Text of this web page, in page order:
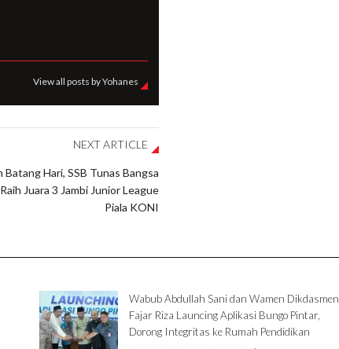
View all posts by Yohanes
NEXT ARTICLE
Batang Hari, SSB Tunas Bangsa
Juara 3 Jambi Junior League
Piala KONI
Wabub Abdullah Sani dan Wamen Dikdasmen
Fajar Riza Launcing Aplikasi Bungo Pintar,
Dorong Integritas ke Rumah Pendidikan